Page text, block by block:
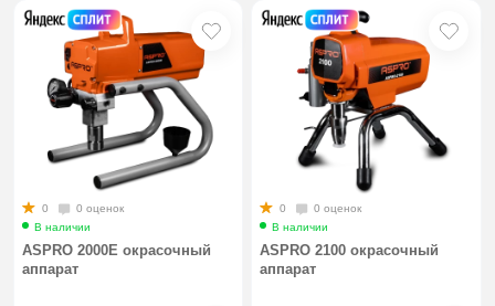
0
0 оценок
В наличии
ASPRO 2000E окрасочный
аппарат
0
0 оценок
В наличии
ASPRO 2100 окрасочный
аппарат